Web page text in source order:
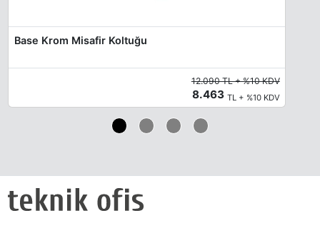
Base Krom Misafir Koltuğu
12.090 TL + %10 KDV
8.463 TL + %10 KDV